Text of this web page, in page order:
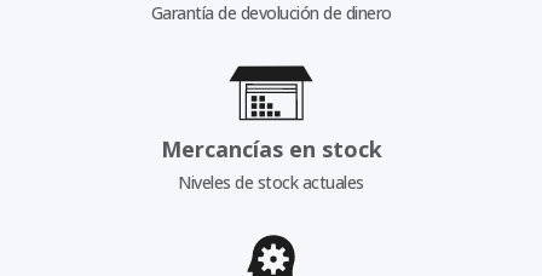
Garantía de devolución de dinero
Mercancías en stock
Niveles de stock actuales